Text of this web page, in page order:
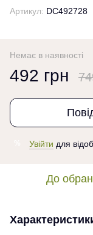
Артикул: DC492728
Немає в наявності
492 грн
Увійти для
До